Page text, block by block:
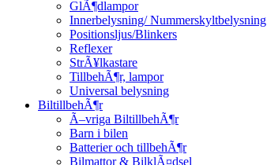
GlÃ¶dlampor
Innerbelysning/ Nummerskyltbelysning
Positionsljus/Blinkers
Reflexer
StrÃ¥lkastare
TillbehÃ¶r, lampor
Universal belysning
BiltillbehÃ¶r
Ã–vriga BiltillbehÃ¶r
Barn i bilen
Batterier och tillbehÃ¶r
Bilmattor & BilklÃ¤dsel